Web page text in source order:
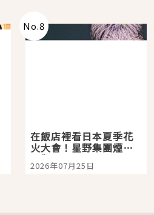
No.8
在飯店裡看日本夏季花
火大會！星野集團煙火
景觀飯店6選，讓你不用
人擠人悠閒欣賞
2026年07月25日